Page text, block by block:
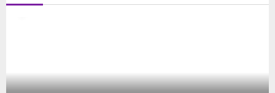
Explorando a Espiritualidade: Conexão e